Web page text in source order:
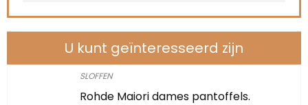
U kunt geïnteresseerd zijn
SLOFFEN
Rohde Maiori dames pantoffels.